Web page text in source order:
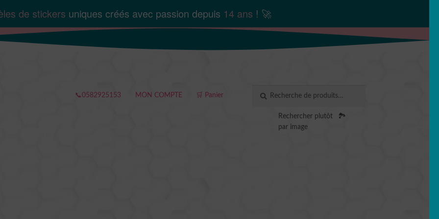
de stickers uniques créés avec passion depuis 14 ans ! 🚀
📞0582925153 MON COMPTE 🛒 Panier
pour :
RECHERCHE
Rechercher plutôt
par image
🏞️